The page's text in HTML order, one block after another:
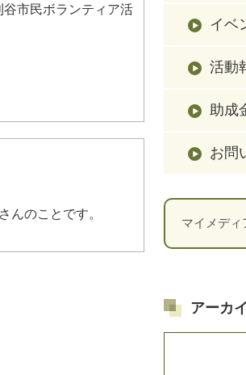
市民ボランティア活
んのことです。
イベ
活動
助成
お問
アーカ